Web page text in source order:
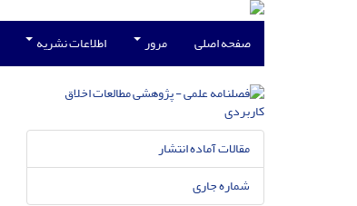
صفحه اصلی مرور اطلاعات نشریه
مقالات آماده انتشار
شماره جاری